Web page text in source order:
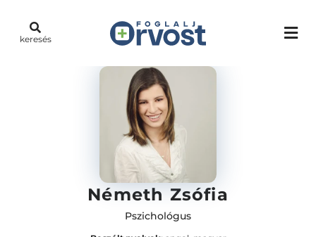
keresés
Németh Zsófia
Pszichológus